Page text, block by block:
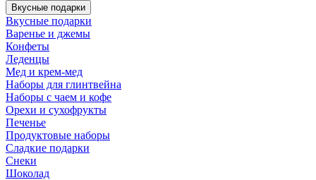
Вкусные подарки
Вкусные подарки
Варенье и джемы
Конфеты
Леденцы
Мед и крем-мед
Наборы для глинтвейна
Наборы с чаем и кофе
Орехи и сухофрукты
Печенье
Продуктовые наборы
Сладкие подарки
Снеки
Шоколад